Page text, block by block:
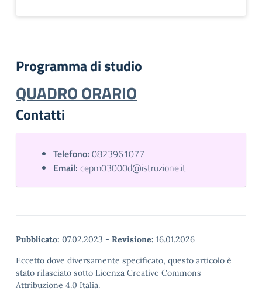
Programma di studio
QUADRO ORARIO
Contatti
Telefono: 0823961077
Email: cepm03000d@istruzione.it
Pubblicato: 07.02.2023 - Revisione: 16.01.2026
Eccetto dove diversamente specificato, questo articolo è
stato rilasciato sotto Licenza Creative Commons
Attribuzione 4.0 Italia.